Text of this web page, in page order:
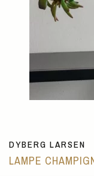
DYBERG LARSEN
LAMPE